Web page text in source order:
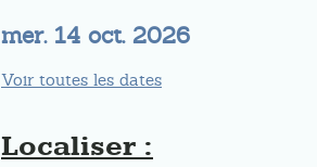
mer. 14 oct. 2026
Voir toutes les dates
Localiser :